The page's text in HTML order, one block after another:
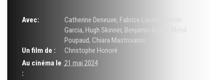
Avec:
Catherine Deneuve, Fabrice Luchini, Nicole
Garcia, Hugh Skinner, Benjamin Biolay, Melvil
Poupaud, Chiara Mastroianni
Un film de :
Christophe Honoré
Au cinéma le
:
21 mai 2024